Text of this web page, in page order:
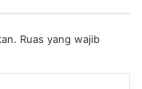
Ruas yang wajib